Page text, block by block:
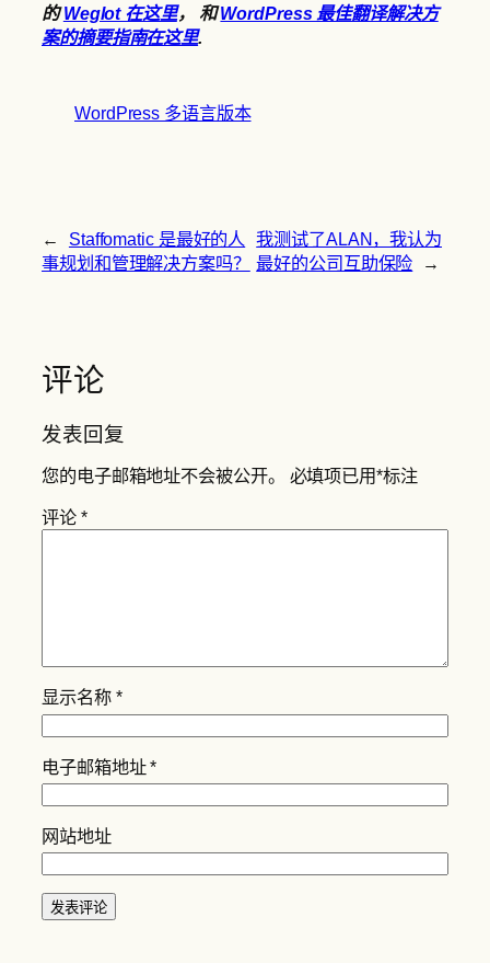
的Weglot 在这里， 和WordPress 最佳翻译解决方
案的摘要指南在这里.
WordPress 多语言版本
←
Staffomatic 是最好的人
事规划和管理解决方案吗？
我测试了ALAN，我认为
最好的公司互助保险
→
评论
发表回复
您的电子邮箱地址不会被公开。 必填项已用*标注
评论 *
显示名称 *
电子邮箱地址*
网站地址